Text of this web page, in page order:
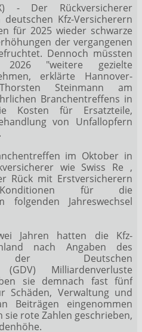
- Der Rückversicherer
deutschen Kfz-Versicherern
für 2025 wieder schwarze
der vergangenen
Dennoch müssten
"weitere gezielte
erklärte Hannover-
Thorsten Steinmann am
Branchentreffens in
Kosten für Ersatzteile,
von Unfallopfern
im Oktober in
wie Swiss Re ,
Rück mit Erstversicherern
für die
folgenden Jahreswechsel
Jahren hatten die Kfz-
nach Angaben des
der Deutschen
(GDV) Milliardenverluste
sie demnach fast fünf
Schäden, Verwaltung und
Beiträgen eingenommen
sie rote Zahlen geschrieben,